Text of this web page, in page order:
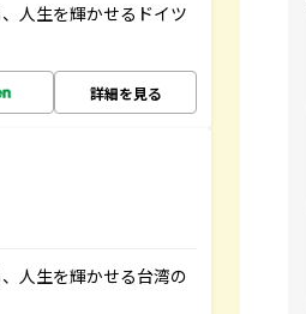
人生を輝かせるドイツ
詳細を見る
人生を輝かせる台湾の